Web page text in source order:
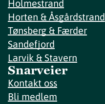
Holmestrand
Horten & Åsgårdstrand
Tønsberg & Færder
Sandefjord
Larvik & Stavern
Snarveier
Kontakt oss
Bli medlem